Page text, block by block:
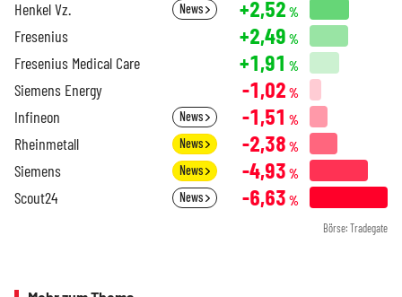
Henkel Vz. News +2,52 %
Fresenius +2,49 %
Fresenius Medical Care +1,91 %
Siemens Energy -1,02 %
Infineon News -1,51 %
Rheinmetall News -2,38 %
Siemens News -4,93 %
Scout24 News -6,63 %
Börse: Tradegate